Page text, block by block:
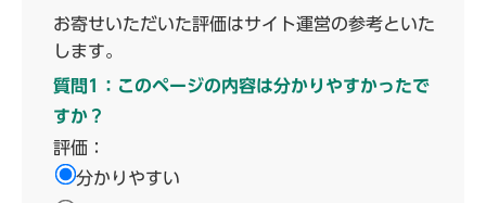
お寄せいただいた評価はサイト運営の参考といた
します。
質問1：このページの内容は分かりやすかったで
すか？
評価：
分かりやすい